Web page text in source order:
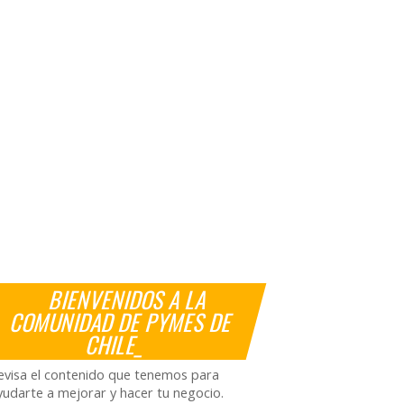
BIENVENIDOS A LA
COMUNIDAD DE PYMES DE
CHILE_
el contenido que tenemos para
a mejorar y hacer tu negocio.